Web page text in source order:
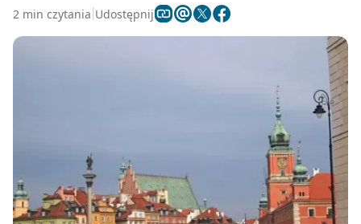
2 min czytania Udostępnij